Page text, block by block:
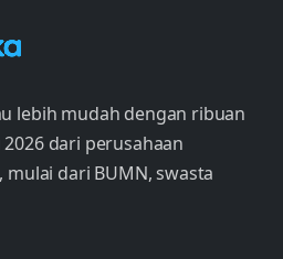
lebih mudah dengan ribuan
dari perusahaan
dari BUMN, swasta